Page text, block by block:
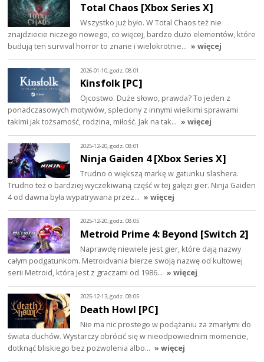
Total Chaos [Xbox Series X]
Wszystko już było. W Total Chaos też nie
znajdziecie niczego nowego, co więcej, bardzo dużo elementów, które
budują ten survival horror to znane i wielokrotnie… » więcej
2026-01-10, godz. 08:01
Kinsfolk [PC]
Ojcostwo. Duże słowo, prawda? To jeden z
ponadczasowych motywów, spleciony z innymi wielkimi sprawami
takimi jak tożsamość, rodzina, miłość. Jak na tak… » więcej
2025-12-20, godz. 08:01
Ninja Gaiden 4 [Xbox Series X]
Trudno o większą markę w gatunku slashera.
Trudno też o bardziej wyczekiwaną część w tej gałęzi gier. Ninja Gaiden
4 od dawna była wypatrywana przez… » więcej
2025-12-20, godz. 08:05
Metroid Prime 4: Beyond [Switch 2]
Naprawdę niewiele jest gier, które dają nazwy
całym podgatunkom. Metroidvania bierze swoją nazwę od kultowej
serii Metroid, która jest z graczami od 1986… » więcej
2025-12-13, godz. 08:05
Death Howl [PC]
Nie ma nic prostego w podążaniu za zmarłymi do
świata duchów. Wystarczy obrócić się w nieodpowiednim momencie,
dotknąć bliskiego bez pozwolenia albo… » więcej